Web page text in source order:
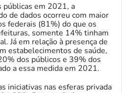
públicas em 2021, a
de dados ocorreu com maior
federais (81%) do que os
somente 14% tinham
Já em relação à presença de
estabelecimentos de saúde,
dos públicos e 39% dos
a essa medida em 2021.
iniciativas nas esferas privada